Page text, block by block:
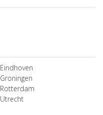
Eindhoven
Groningen
Rotterdam
Utrecht